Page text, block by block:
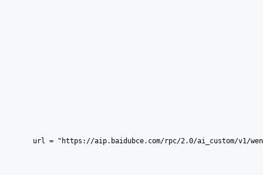
url = "https://aip.baidubce.com/rpc/2.0/ai_custom/v1/